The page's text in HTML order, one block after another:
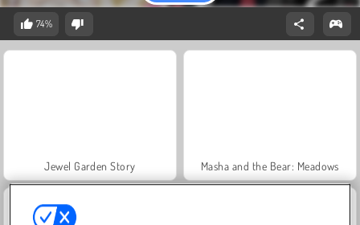
74%
Jewel Garden Story Masha and the Bear: Meadows